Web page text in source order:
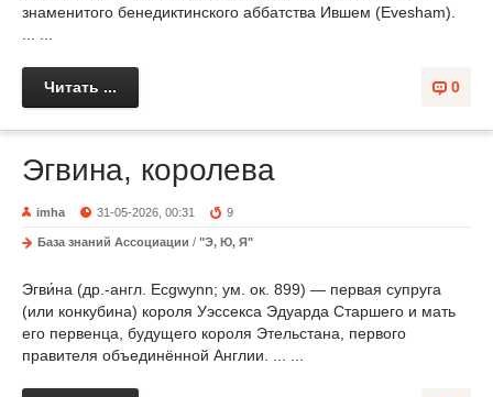
знаменитого бенедиктинского аббатства Ившем (Evesham).
0
Читать ...
Эгвина, королева
imha 31-05-2026, 00:31 9
База знаний Ассоциации / "Э, Ю, Я"
Эгви́на (др.-англ. Ecgwynn; ум. ок. 899) — первая супруга
(или конкубина) короля Уэссекса Эдуарда Старшего и мать
его первенца, будущего короля Этельстана, первого
правителя объединённой Англии. ... ...